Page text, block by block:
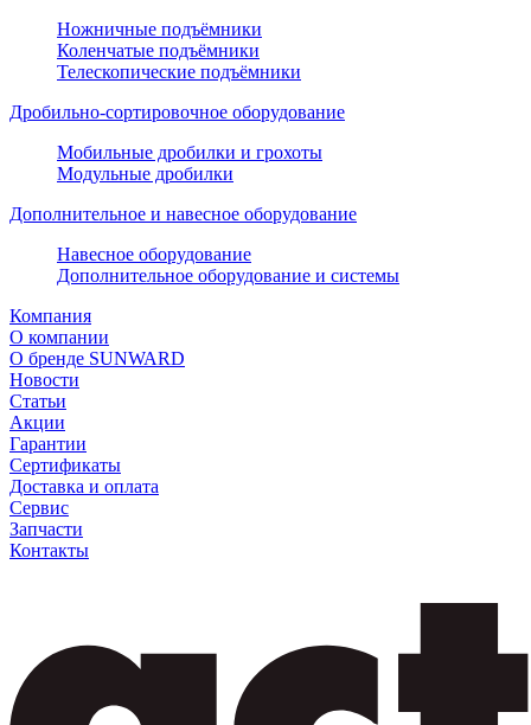
Ножничные подъёмники
Коленчатые подъёмники
Телескопические подъёмники
Дробильно-сортировочное оборудование
Мобильные дробилки и грохоты
Модульные дробилки
Дополнительное и навесное оборудование
Навесное оборудование
Дополнительное оборудование и системы
Компания
О компании
О бренде SUNWARD
Новости
Статьи
Акции
Гарантии
Сертификаты
Доставка и оплата
Сервис
Запчасти
Контакты